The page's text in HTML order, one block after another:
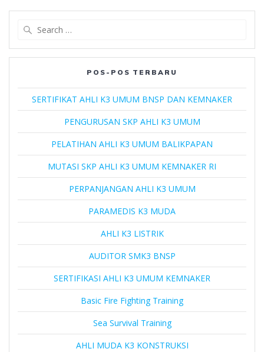
POS-POS TERBARU
SERTIFIKAT AHLI K3 UMUM BNSP DAN KEMNAKER
PENGURUSAN SKP AHLI K3 UMUM
PELATIHAN AHLI K3 UMUM BALIKPAPAN
MUTASI SKP AHLI K3 UMUM KEMNAKER RI
PERPANJANGAN AHLI K3 UMUM
PARAMEDIS K3 MUDA
AHLI K3 LISTRIK
AUDITOR SMK3 BNSP
SERTIFIKASI AHLI K3 UMUM KEMNAKER
Basic Fire Fighting Training
Sea Survival Training
AHLI MUDA K3 KONSTRUKSI